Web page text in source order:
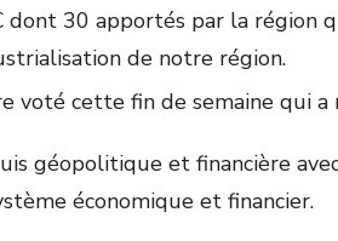
30 apportés par la région
de notre région.
voté cette fin de semaine qui
géopolitique et financière
économique et financier.